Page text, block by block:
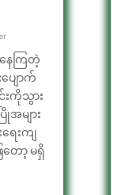
ေကြတဲ့
ျောက်
းကိုသွား
အများ
ေးကျ
ော့ မရှိ